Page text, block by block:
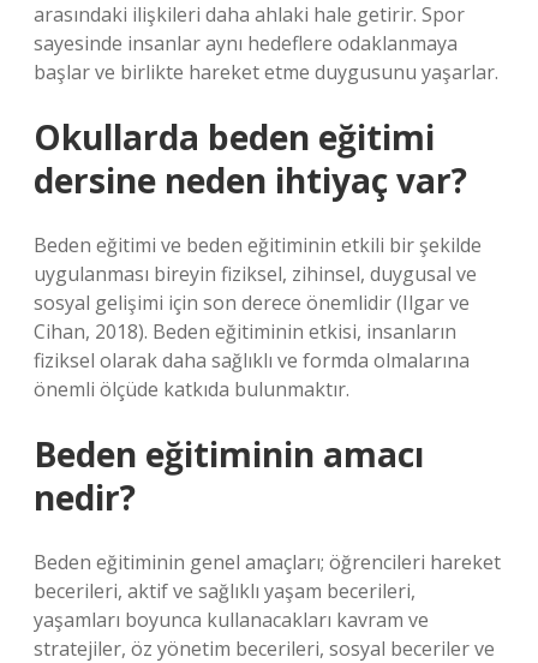
arasındaki ilişkileri daha ahlaki hale getirir. Spor
sayesinde insanlar aynı hedeflere odaklanmaya
başlar ve birlikte hareket etme duygusunu yaşarlar.
Okullarda beden eğitimi
dersine neden ihtiyaç var?
Beden eğitimi ve beden eğitiminin etkili bir şekilde
uygulanması bireyin fiziksel, zihinsel, duygusal ve
sosyal gelişimi için son derece önemlidir (Ilgar ve
Cihan, 2018). Beden eğitiminin etkisi, insanların
fiziksel olarak daha sağlıklı ve formda olmalarına
önemli ölçüde katkıda bulunmaktır.
Beden eğitiminin amacı
nedir?
Beden eğitiminin genel amaçları; öğrencileri hareket
becerileri, aktif ve sağlıklı yaşam becerileri,
yaşamları boyunca kullanacakları kavram ve
stratejiler, öz yönetim becerileri, sosyal beceriler ve